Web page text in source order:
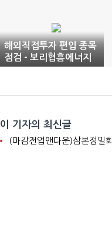
해외직접투자 편입 종목
점검 - 보리협흠에너지
이 기자의 최신글
(마감전업앤다운)삼본정